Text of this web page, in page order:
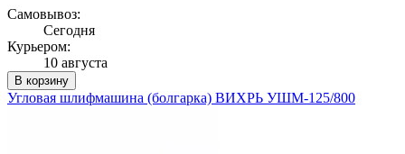
Самовывоз:
Сегодня
Курьером:
10 августа
В корзину
Угловая шлифмашина (болгарка) ВИХРЬ УШМ-125/800